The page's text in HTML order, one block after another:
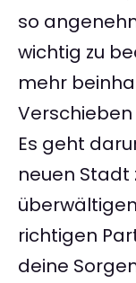
so
wichtig zu
mehr
Verschieben
Es geht
neuen Stadt
richtigen
deine